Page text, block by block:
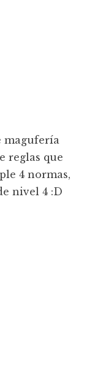
magufería
reglas que
4 normas,
nivel 4 :D